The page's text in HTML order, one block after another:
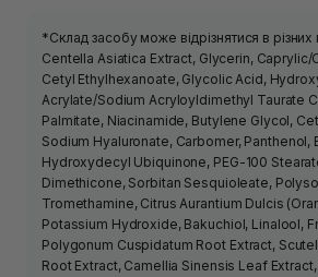
*Склад засобу може відрізнятися в різних
Centella Asiatica Extract, Glycerin,
Cetyl Ethylhexanoate, Glycolic Acid,
Acrylate/Sodium Acryloyldimethyl Taurate
Palmitate, Niacinamide, Butylene Glycol,
Sodium Hyaluronate, Carbomer, Panthenol,
Hydroxydecyl Ubiquinone, PEG-100
Dimethicone, Sorbitan Sesquioleate,
Tromethamine, Citrus Aurantium Dulcis
Potassium Hydroxide, Bakuchiol, Linalool,
Polygonum Cuspidatum Root Extract,
Root Extract, Camellia Sinensis Leaf